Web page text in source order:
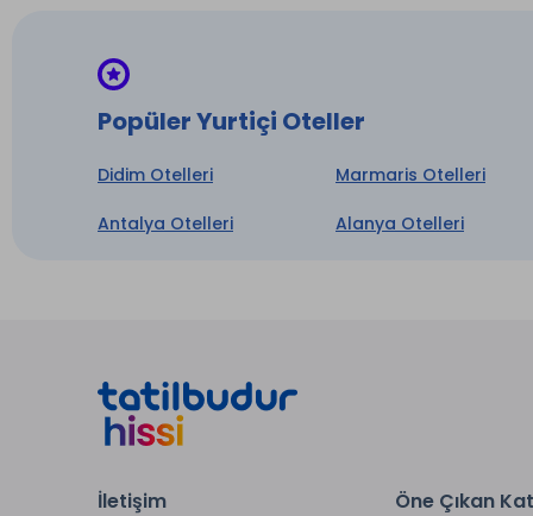
Popüler Yurtiçi Oteller
Didim Otelleri Marmaris Otelleri
Antalya Otelleri Alanya Otelleri
İletişim Öne Çıkan